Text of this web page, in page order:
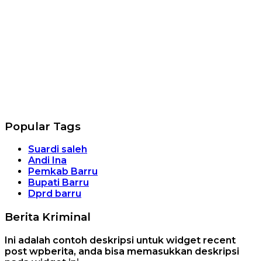
Popular Tags
Suardi saleh
Andi Ina
Pemkab Barru
Bupati Barru
Dprd barru
Berita Kriminal
Ini adalah contoh deskripsi untuk widget recent
post wpberita, anda bisa memasukkan deskripsi